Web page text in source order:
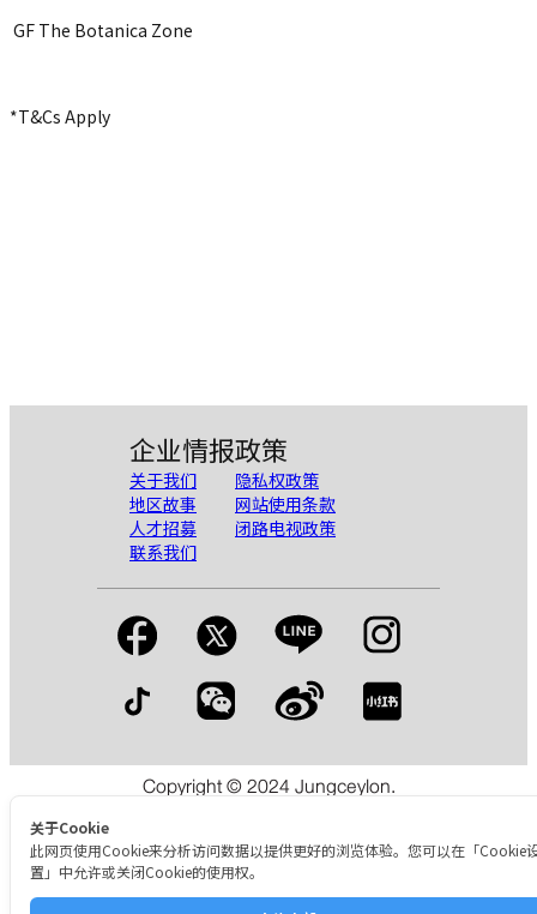
GF The Botanica Zone
*T&Cs Apply
企业情报
关于我们
地区故事
人才招募
联系我们
政策
隐私权政策
网站使用条款
闭路电视政策
Copyright © 2024 Jungceylon.
关于Cookie
此网页使用Cookie来分析访问数据以提供更好的浏览体验。您可以在「Cookie
置」中允许或关闭Cookie的使用权。